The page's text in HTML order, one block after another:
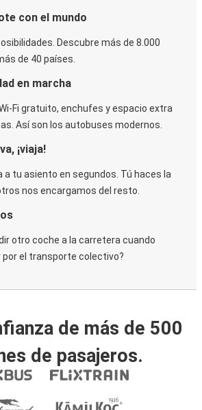
con el mundo
Descubre más de 8.000
de 40 países.
en marcha
Fi gratuito, enchufes y espacio extra
Así son los autobuses modernos.
¡viaja!
a tu asiento en segundos. Tú haces la
nos encargamos del resto.
otro coche a la carretera cuando
el transporte colectivo?
de más de 500
de pasajeros.